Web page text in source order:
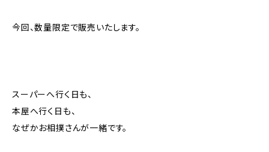
今回、数量限定で販売いたします。
スーパーへ行く日も、
本屋へ行く日も、
なぜかお相撲さんが一緒です。